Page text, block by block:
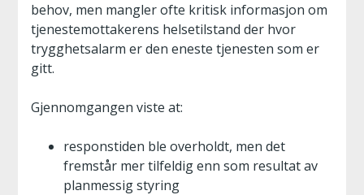
behov, men mangler ofte kritisk informasjon om
tjenestemottakerens helsetilstand der hvor
trygghetsalarm er den eneste tjenesten som er
gitt.
Gjennomgangen viste at:
responstiden ble overholdt, men det
fremstår mer tilfeldig enn som resultat av
planmessig styring